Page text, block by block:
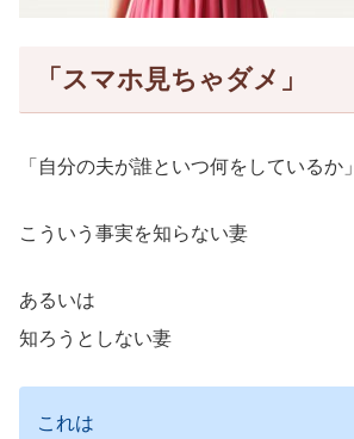
「スマホ見ちゃダメ」
「自分の夫が誰といつ何をしているか」
こういう事実を知らない妻
あるいは
知ろうとしない妻
これは